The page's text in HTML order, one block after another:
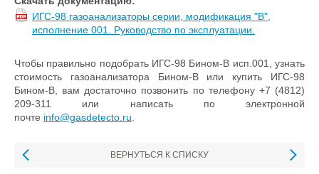
ИГС-98 газоанализаторы серии, модификация "В",
исполнение 001. Руководство по эксплуатации.
Чтобы правильно подобрать ИГС-98 Бином-В исп.001, узнать
стоимость газоанализатора Бином-В или купить ИГС-98
Бином-В, вам достаточно позвонить по телефону +7 (4812)
209-311 или написать по электронной
почте info@gasdetecto.ru
ВЕРНУТЬСЯ К СПИСКУ